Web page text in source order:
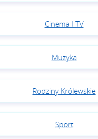
Cinema I TV
Muzyka
Rodziny Królewskie
Sport